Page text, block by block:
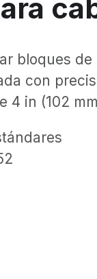
bloques
con
4 in (102